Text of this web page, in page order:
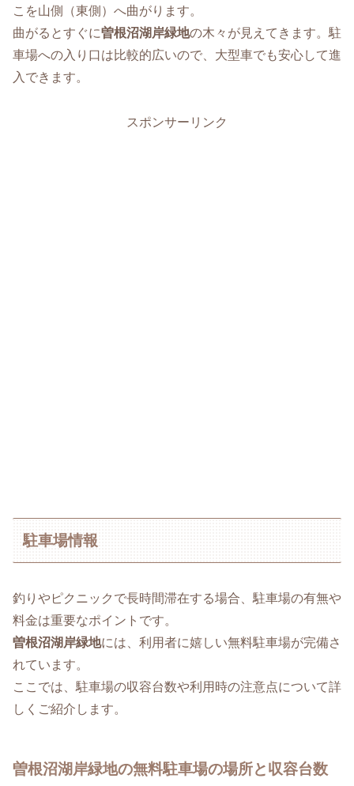
こを山側（東側）へ曲がります。
曲がるとすぐに曽根沼湖岸緑地の木々が見えてきます。駐
車場への入り口は比較的広いので、大型車でも安心して進
入できます。
スポンサーリンク
駐車場情報
釣りやピクニックで長時間滞在する場合、駐車場の有無や
料金は重要なポイントです。
曽根沼湖岸緑地には、利用者に嬉しい無料駐車場が完備さ
れています。
ここでは、駐車場の収容台数や利用時の注意点について詳
しくご紹介します。
曽根沼湖岸緑地の無料駐車場の場所と収容台数